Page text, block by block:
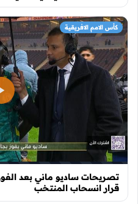
تصريحات ساديو ماني بعد
قرار انسحاب المنتخب
كأس الامم الافريقية